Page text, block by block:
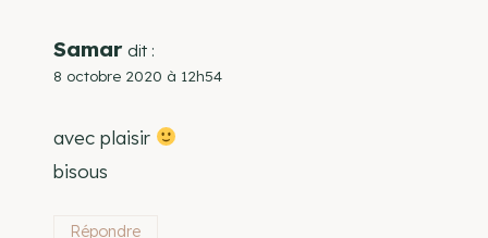
Samar dit :
8 octobre 2020 à 12h54
avec plaisir
bisous
Répondre